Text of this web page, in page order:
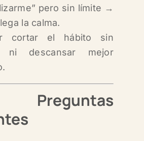
pero sin límite →
la calma.
cortar el hábito sin
ni descansar mejor
Preguntas